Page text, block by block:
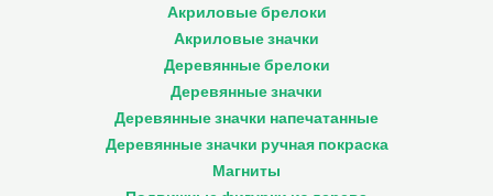
Акриловые брелоки
Акриловые значки
Деревянные брелоки
Деревянные значки
Деревянные значки напечатанные
Деревянные значки ручная покраска
Магниты